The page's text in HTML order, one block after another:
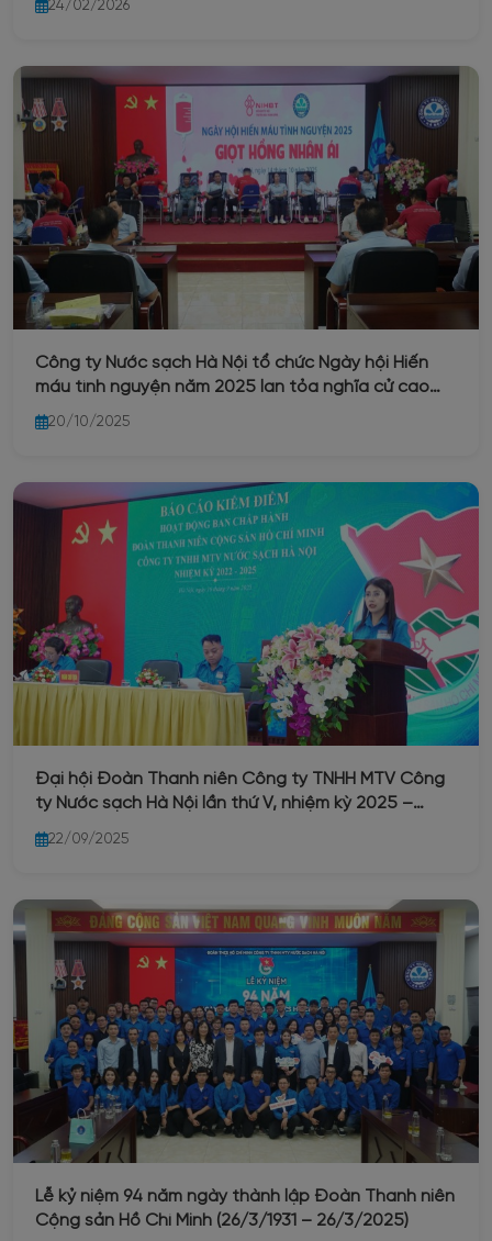
24/02/2026
Công ty Nước sạch Hà Nội tổ chức Ngày hội Hiến
máu tình nguyện năm 2025 lan tỏa nghĩa cử cao
đẹp
20/10/2025
Đại hội Đoàn Thanh niên Công ty TNHH MTV Công
ty Nước sạch Hà Nội lần thứ V, nhiệm kỳ 2025 –
2030
22/09/2025
Lễ kỷ niệm 94 năm ngày thành lập Đoàn Thanh niên
Cộng sản Hồ Chí Minh (26/3/1931 – 26/3/2025)